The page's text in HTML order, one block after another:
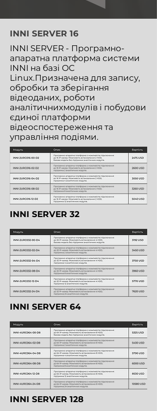
INNI SERVER 16
INNI SERVER - Програмно-
апаратна платформа системи
INNI на базі ОС
Linux.Призначена для запису,
обробки та зберігання
відеоданих, роботи
аналітичнихмодулів і побудови
єдиної платформи
відеоспостереження та
управління подіями.
INNI SERVER 32
INNI SERVER 64
INNI SERVER 128